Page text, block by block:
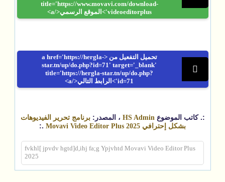
title='https://www.movavi.com/download-
videoeditorplus'>الموقع الرسمي</a>
تحميل التفعيل من <a href='https://hergla-
star.tn/up/do.php?id=71' target='_blank'
title='https://hergla-star.tn/up/do.php?
id=71'>الرابط التالي</a>
:. كاتب الموضوع HS Admin ، المصدر:برنامج تحرير الفيديوهات
بشكل إحترافي Movavi Video Editor Plus 2025
.:
fvkhl[ jpvdv hgtd]d,ihj fa;g Ypjvhtd Movavi Video Editor Plus
2025